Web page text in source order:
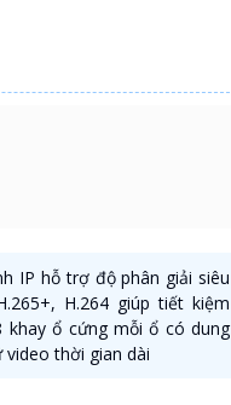
IP hỗ trợ độ phân giải siêu
H.264 giúp tiết kiệm
ổ cứng mỗi ổ có dung
thời gian dài